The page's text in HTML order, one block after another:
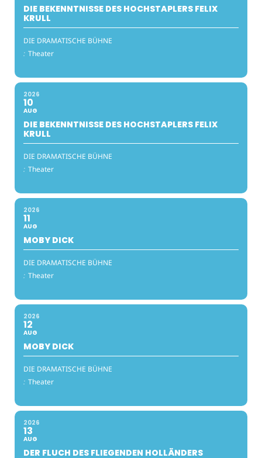
DIE BEKENNTNISSE DES HOCHSTAPLERS FELIX
KRULL
DIE DRAMATISCHE BÜHNE
: Theater
2026
10
AUG
DIE BEKENNTNISSE DES HOCHSTAPLERS FELIX
KRULL
DIE DRAMATISCHE BÜHNE
: Theater
2026
11
AUG
MOBY DICK
DIE DRAMATISCHE BÜHNE
: Theater
2026
12
AUG
MOBY DICK
DIE DRAMATISCHE BÜHNE
: Theater
2026
13
AUG
DER FLUCH DES FLIEGENDEN HOLLÄNDERS